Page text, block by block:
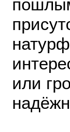
или